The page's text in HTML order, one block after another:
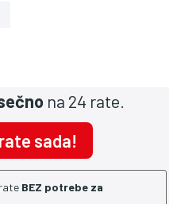
na 24 rate.
sada!
BEZ potrebe za